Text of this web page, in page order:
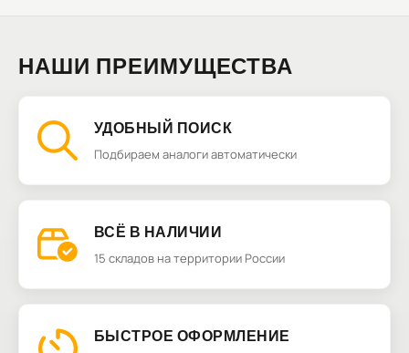
НАШИ ПРЕИМУЩЕСТВА
УДОБНЫЙ ПОИСК
Подбираем аналоги автоматически
ВСЁ В НАЛИЧИИ
15 складов на территории России
БЫСТРОЕ ОФОРМЛЕНИЕ